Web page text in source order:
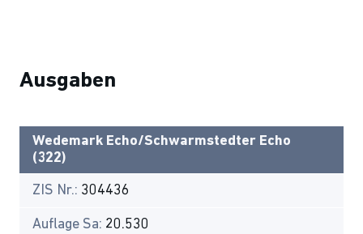
Ausgaben
Wedemark Echo/Schwarmstedter Echo
(322)
ZIS Nr.: 304436
Auflage Sa: 20.530